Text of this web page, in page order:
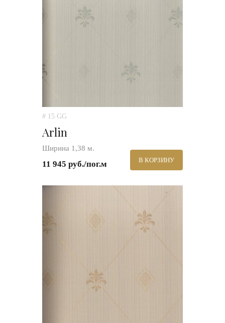
# 15 GG
Arlin
Ширина 1,38 м.
11 945 руб./пог.м В КОРЗИНУ